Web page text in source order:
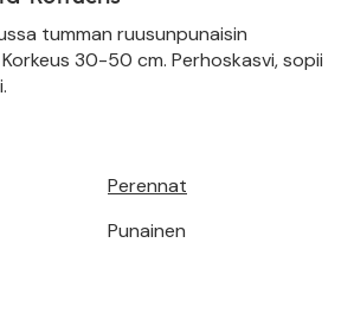
tumman ruusunpunaisin
30-50 cm. Perhoskasvi, sopii
Perennat
Punainen